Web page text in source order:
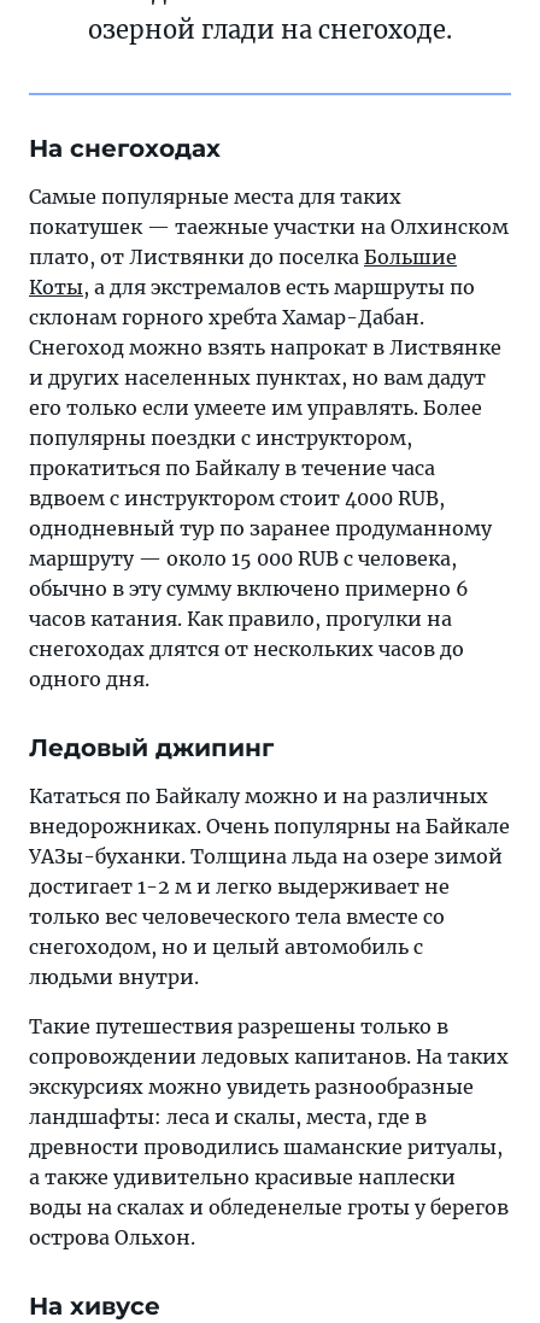
озерной глади на снегоходе.
На снегоходах
Самые популярные места для таких
покатушек — таежные участки на Олхинском
плато, от Листвянки до поселка Большие
Коты, а для экстремалов есть маршруты по
склонам горного хребта Хамар-Дабан.
Снегоход можно взять напрокат в Листвянке
и других населенных пунктах, но вам дадут
его только если умеете им управлять. Более
популярны поездки с инструктором,
прокатиться по Байкалу в течение часа
вдвоем с инструктором стоит 4000 RUB,
однодневный тур по заранее продуманному
маршруту — около 15 000 RUB с человека,
обычно в эту сумму включено примерно 6
часов катания. Как правило, прогулки на
снегоходах длятся от нескольких часов до
одного дня.
Ледовый джипинг
Кататься по Байкалу можно и на различных
внедорожниках. Очень популярны на Байкале
УАЗы-буханки. Толщина льда на озере зимой
достигает 1-2 м и легко выдерживает не
только вес человеческого тела вместе со
снегоходом, но и целый автомобиль с
людьми внутри.
Такие путешествия разрешены только в
сопровождении ледовых капитанов. На таких
экскурсиях можно увидеть разнообразные
ландшафты: леса и скалы, места, где в
древности проводились шаманские ритуалы,
а также удивительно красивые наплески
воды на скалах и обледенелые гроты у берегов
острова Ольхон.
На хивусе